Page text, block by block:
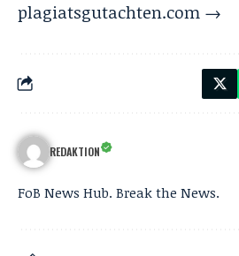
plagiatsgutachten.com →
REDAKTION
FoB News Hub. Break the News.